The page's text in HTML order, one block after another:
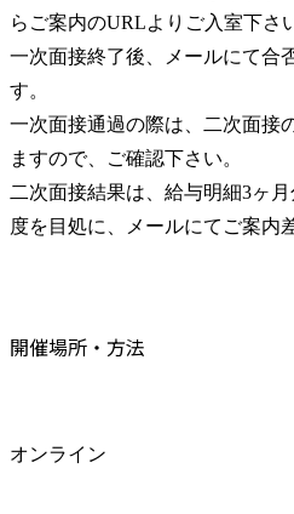
らご案内のURLよりご入室下さ
一次面接終了後、メールにて合
す。
一次面接通過の際は、二次面接
ますので、ご確認下さい。
二次面接結果は、給与明細3ヶ
度を目処に、メールにてご案内
開催場所・方法
オンライン